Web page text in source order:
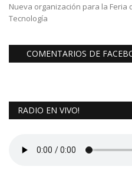
Nueva organización para la Feria
Tecnología
COMENTARIOS DE
RADIO EN VIVO!